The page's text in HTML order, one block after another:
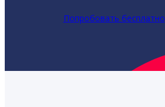
Попробовать бесплатно